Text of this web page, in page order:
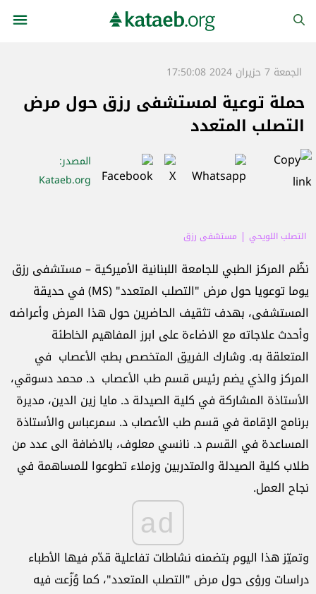
الجمعة 7 حزيران 2024 17:50:08
حملة توعية لمستشفى رزق حول مرض
التصلب المتعدد
المصدر:
Kataeb.org
التصلب اللويحي مستشفى رزق
نظّم المركز الطبي للجامعة اللبنانية الأميركية – مستشفى رزق
يوما توعويا حول مرض "التصلب المتعدد" (MS) في حديقة
المستشفى، بهدف تثقيف الحاضرين حول هذا المرض وأعراضه
وأحدث علاجاته مع الاضاءة على ابرز المفاهيم الخاطئة
المتعلقة به. وشارك الفريق المتخصص بطبّ الأعصاب في
المركز والذي يضم رئيس قسم طب الأعصاب د. محمد دسوقي،
الأستاذة المشاركة في كلية الصيدلة د. مايا زين الدين، مديرة
برنامج الإقامة في قسم طب الأعصاب د. سمرعباس والأستاذة
المساعدة في القسم د. نانسي معلوف، بالاضافة الى عدد من
طلاب كلية الصيدلة والمتدربين وزملاء تطوعوا للمساهمة في
نجاح العمل.
ad
وتميّز هذا اليوم بتضمنه نشاطات تفاعلية قدّم فيها الأطباء
دراسات ورؤى حول مرض "التصلب المتعدد"، كما وُزّعت فيه